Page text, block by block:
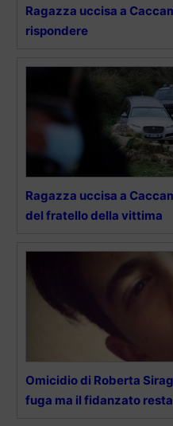
Ragazza uccisa a
rispondere
Ragazza uccisa a
del fratello della vittima
Omicidio di Roberta
fuga ma il fidanzato